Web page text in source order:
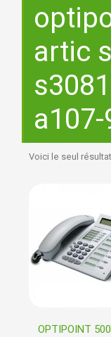
artic
a107-
Voici le seul résultat
OPTIPOINT